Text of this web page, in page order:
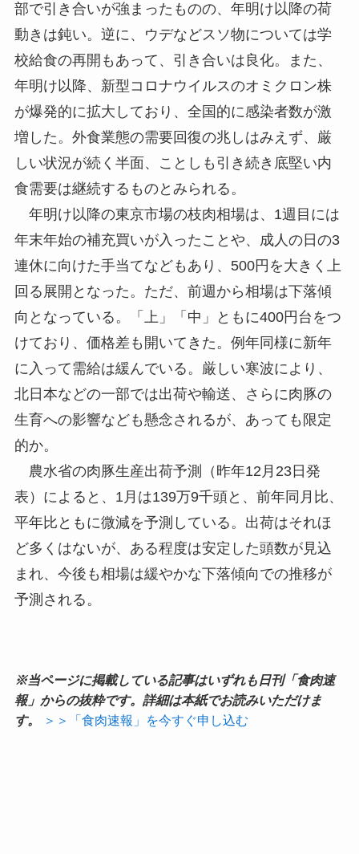
部で引き合いが強まったものの、年明け以降の荷
動きは鈍い。逆に、ウデなどスソ物については学
校給食の再開もあって、引き合いは良化。また、
年明け以降、新型コロナウイルスのオミクロン株
が爆発的に拡大しており、全国的に感染者数が激
増した。外食業態の需要回復の兆しはみえず、厳
しい状況が続く半面、ことしも引き続き底堅い内
食需要は継続するものとみられる。
年明け以降の東京市場の枝肉相場は、1週目には
年末年始の補充買いが入ったことや、成人の日の3
連休に向けた手当てなどもあり、500円を大きく上
回る展開となった。ただ、前週から相場は下落傾
向となっている。「上」「中」ともに400円台をつ
けており、価格差も開いてきた。例年同様に新年
に入って需給は緩んでいる。厳しい寒波により、
北日本などの一部では出荷や輸送、さらに肉豚の
生育への影響なども懸念されるが、あっても限定
的か。
農水省の肉豚生産出荷予測（昨年12月23日発
表）によると、1月は139万9千頭と、前年同月比、
平年比ともに微減を予測している。出荷はそれほ
ど多くはないが、ある程度は安定した頭数が見込
まれ、今後も相場は緩やかな下落傾向での推移が
予測される。
※当ページに掲載している記事はいずれも日刊「食肉速
報」からの抜粋です。詳細は本紙でお読みいただけま
す。
＞＞「食肉速報」を今すぐ申し込む